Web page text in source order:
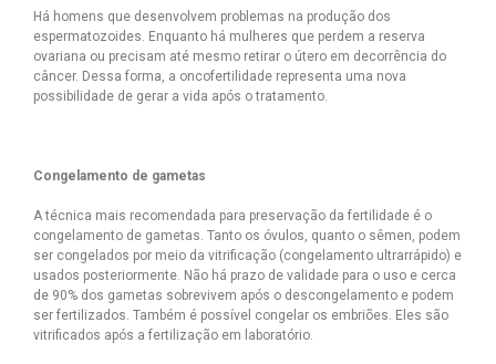
Há homens que desenvolvem problemas na produção dos
espermatozoides. Enquanto há mulheres que perdem a reserva
ovariana ou precisam até mesmo retirar o útero em decorrência do
câncer. Dessa forma, a oncofertilidade representa uma nova
possibilidade de gerar a vida após o tratamento.
Congelamento de gametas
A técnica mais recomendada para preservação da fertilidade é o
congelamento de gametas. Tanto os óvulos, quanto o sêmen, podem
ser congelados por meio da vitrificação (congelamento ultrarrápido) e
usados posteriormente. Não há prazo de validade para o uso e cerca
de 90% dos gametas sobrevivem após o descongelamento e podem
ser fertilizados. Também é possível congelar os embriões. Eles são
vitrificados após a fertilização em laboratório.